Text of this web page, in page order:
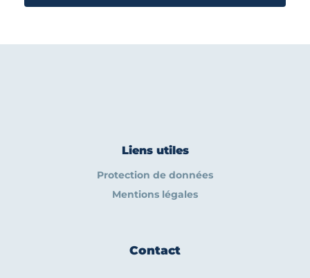
Liens utiles
Protection de données
Mentions légales
Contact